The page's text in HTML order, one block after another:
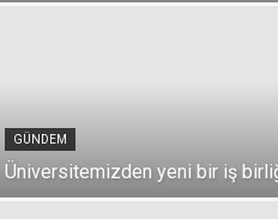
GÜNDEM
Üniversitemizden yeni bir iş